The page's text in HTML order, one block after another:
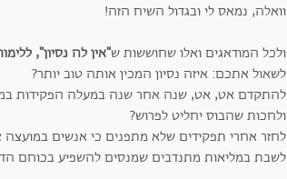
וואלה, נמאס לי ובגדול השיח הזה!
ולכל המודאגים ואלו שחוששות ש"אין לה נסיון",
לשאול אתכם: איזה נסיון המכין אותה טוב יותר?
להתקדם אט, אט, שנה אחר שנה במעלה הפקידות
ולחכות שהבוס יחליט לפרוש?
לחזר אחרי תפקידים שלא מתפנים כי אנשים במועצה
לשבת במליאות מתנדבים שמנסים להשפיע בכוחם